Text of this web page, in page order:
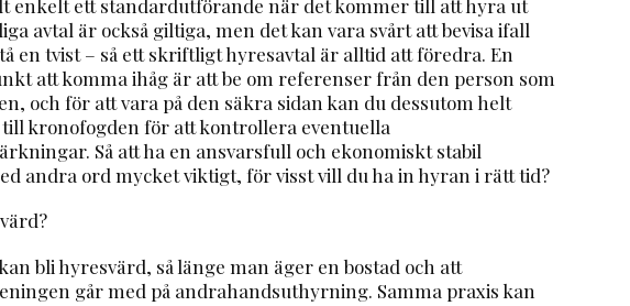
enkelt ett standardutförande när det kommer till att hyra ut
avtal är också giltiga, men det kan vara svårt att bevisa ifall
en tvist – så ett skriftligt hyresavtal är alltid att föredra. En
att komma ihåg är att be om referenser från den person som
och för att vara på den säkra sidan kan du dessutom helt
kronofogden för att kontrollera eventuella
Så att ha en ansvarsfull och ekonomiskt stabil
andra ord mycket viktigt, för visst vill du ha in hyran i rätt tid?
bli hyresvärd, så länge man äger en bostad och att
går med på andrahandsuthyrning. Samma praxis kan